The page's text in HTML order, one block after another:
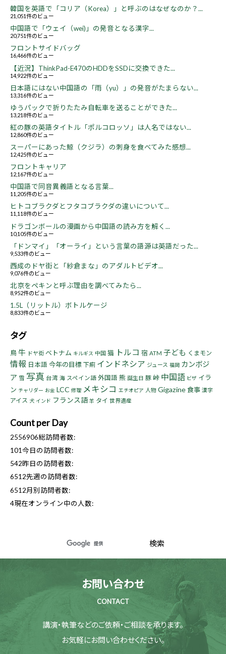
韓国を英語で「コリア（Korea）」と呼ぶのはなぜなのか？...
21,051件のビュー
中国語で「ウェイ（wei)」の発音となる漢字...
20,751件のビュー
フロントサイドバッグ
16,466件のビュー
【近況】ThinkPad-E470のHDDをSSDに交換できた...
14,922件のビュー
日本語にはない中国語の「雨（yu）」の発音がたまらない...
13,316件のビュー
ゆうパックで折りたたみ自転車を送ることができた...
13,218件のビュー
紅の豚の英語タイトル「ポルコロッソ」は人名ではない...
12,860件のビュー
スーパーにあった鯨（クジラ）の刺身を食べてみた感想...
12,425件のビュー
フロントキャリア
12,167件のビュー
中国語で同音異義語となる言葉...
11,205件のビュー
ヒトコブラクダとフタコブラクダの違いについて...
11,118件のビュー
ドラゴンボールの漫画から中国語の読み方を解く...
10,105件のビュー
「ドンマイ」「オーライ」という言葉の語源は英語だった...
9,533件のビュー
西成のドヤ街と「紗倉まな」のアダルトビデオ...
9,076件のビュー
北京をペキンと呼ぶ理由を調べてみたら...
8,952件のビュー
1.5L（リットル）ボトルケージ
8,833件のビュー
タグ
鳥牛 ドヤ街 ベトナム キルギス 中国 猫 トルコ 宿 ATM 子ども くまモン
情報 日本語 今年の目標 下痢 インドネシア ジュース 福岡 カンボジ
ア 雪 写真 台湾 海 スペイン語 外国語 熊 誕生日 豚 峠 中国語 ビザ イラ
ン チャリダー お金 LCC 修理 メキシコ エチオピア 人物 Gigazine食事 漢字
アイス 犬 インド フランス語 羊 タイ 世界遺産
Count per Day
2556906総訪問者数:
101今日の訪問者数:
542昨日の訪問者数:
6512先週の訪問者数:
6512月別訪問者数:
4現在オンライン中の人数:
お問い合わせ
CONTACT
講演・執筆などのご依頼・ご相談を承ります。
お気軽にお問い合わせください。